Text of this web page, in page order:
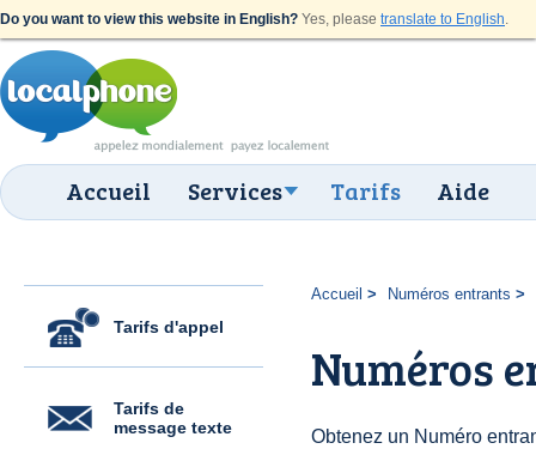
Do you want to view this website in English? Yes, please translate to English.
Accueil Services Tarifs Aide
Tarifs d'appel
Tarifs de
message texte
Accueil Numéros entrants
Numéros
Obtenez un Numéro